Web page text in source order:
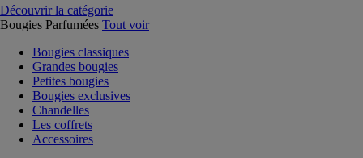
Découvrir la catégorie
Bougies Parfumées Tout voir
Bougies classiques
Grandes bougies
Petites bougies
Bougies exclusives
Chandelles
Les coffrets
Accessoires